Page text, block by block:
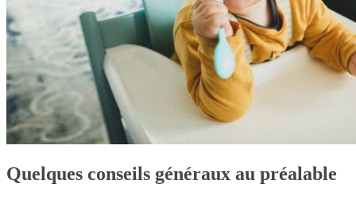
Quelques conseils généraux au préalable